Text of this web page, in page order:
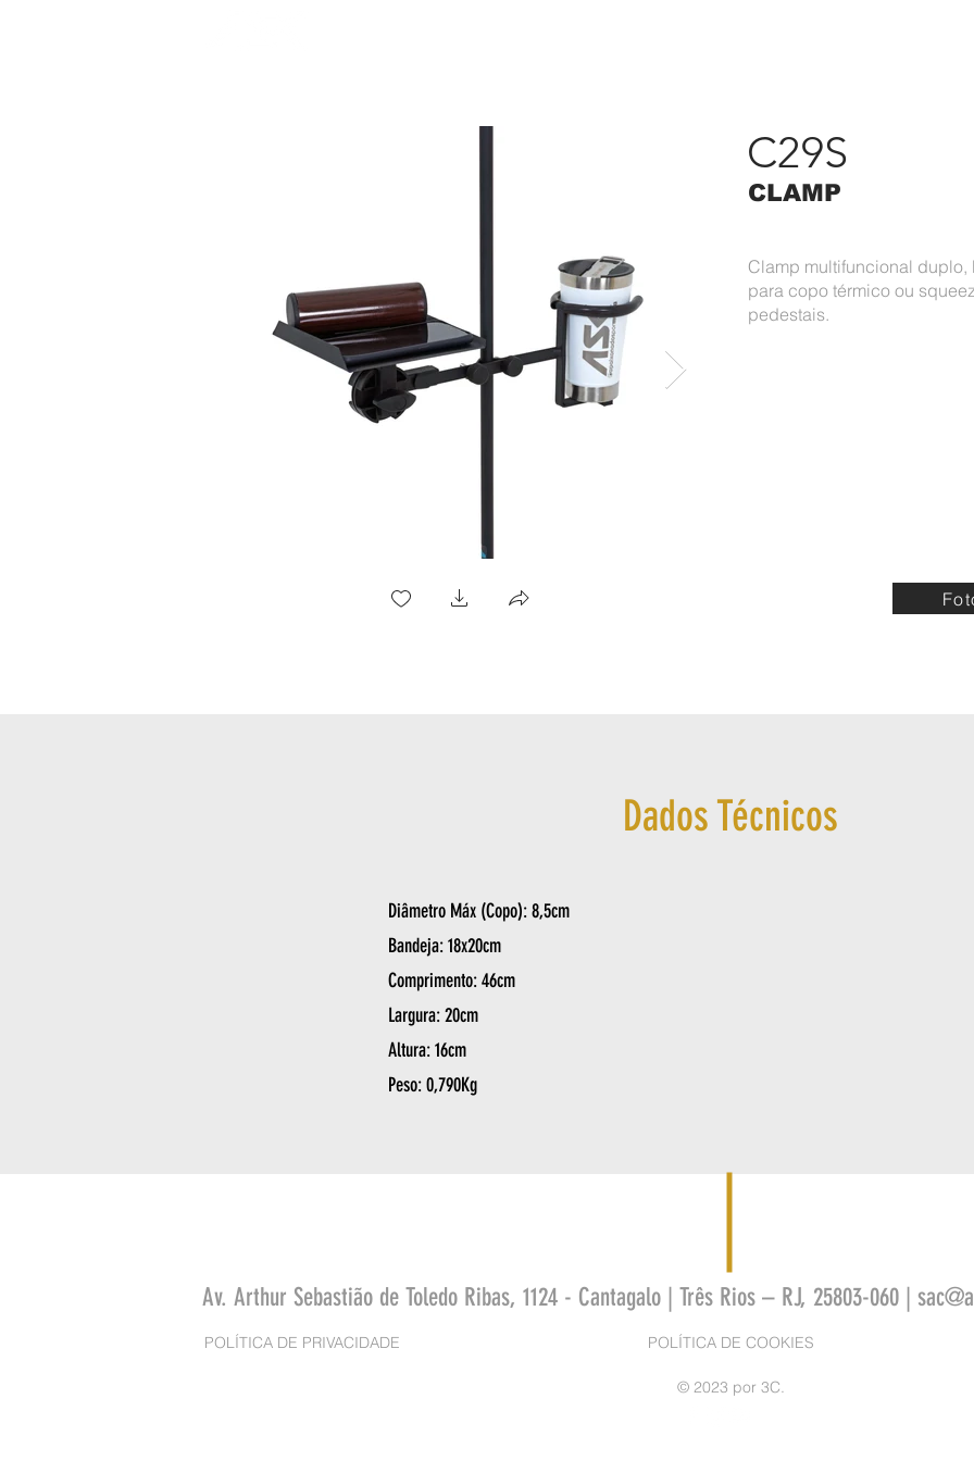
C29S
CLAMP
Clamp multifuncional
para copo térmico ou
pedestais.
Dados Técnicos
Diâmetro Máx (Copo): 8,5cm
Bandeja: 18x20cm
Comprimento: 46cm
Largura: 20cm
Altura: 16cm
Peso: 0,790Kg
Av. Arthur Sebastião de Toledo Ribas, 1124 - Cantagalo | Três Rios – RJ, 25803-060 |
POLÍTICA DE PRIVACIDADE POLÍTICA DE COOKIES
© 2023 por 3C.